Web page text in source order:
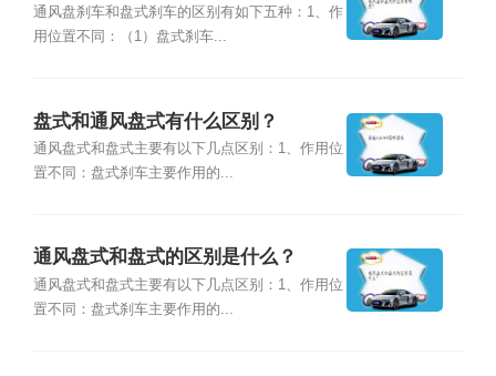
通风盘刹车和盘式刹车的区别有如下五种：1、作
用位置不同：（1）盘式刹车...
盘式和通风盘式有什么区别？
通风盘式和盘式主要有以下几点区别：1、作用位
置不同：盘式刹车主要作用的...
通风盘式和盘式的区别是什么？
通风盘式和盘式主要有以下几点区别：1、作用位
置不同：盘式刹车主要作用的...